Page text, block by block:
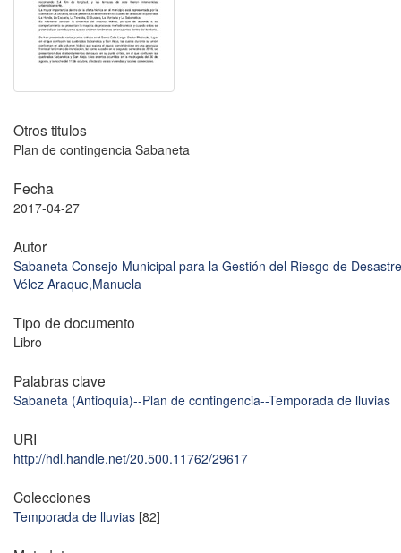
Otros titulos
Plan de contingencia Sabaneta
Fecha
2017-04-27
Autor
Sabaneta Consejo Municipal para la Gestión del Riesgo de
Vélez Araque,Manuela
Tipo de documento
Libro
Palabras clave
Sabaneta (Antioquia)--Plan de contingencia--Temporada de lluvias
URI
http://hdl.handle.net/20.500.11762/29617
Colecciones
Temporada de lluvias [82]